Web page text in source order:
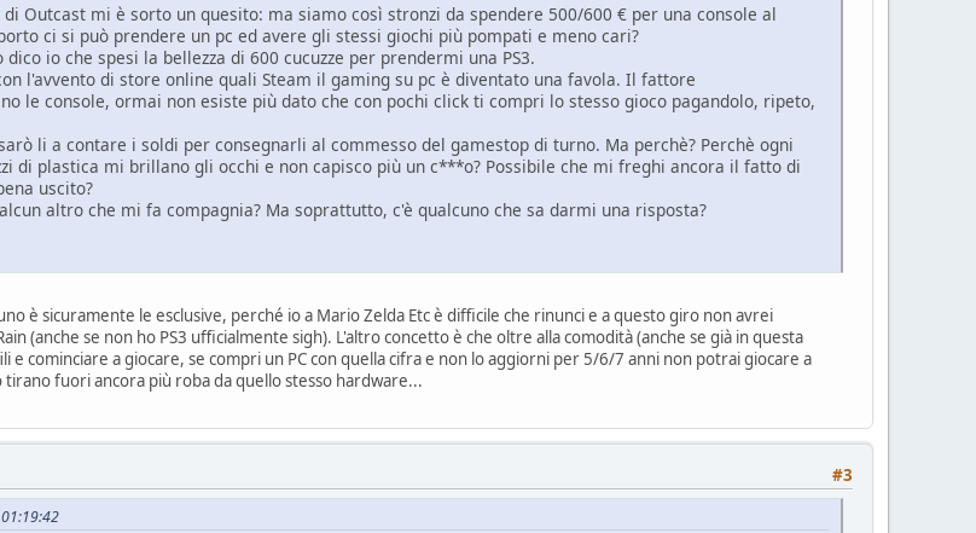
Outcast mi è sorto un quesito: ma siamo così stronzi da spendere 500/600 € per una console al
ci si può prendere un pc ed avere gli stessi giochi più pompati e meno cari?
io che spesi la bellezza di 600 cucuzze per prendermi una PS3.
l'avvento di store online quali Steam il gaming su pc è diventato una favola. Il fattore
le console, ormai non esiste più dato che con pochi click ti compri lo stesso gioco pagandolo, ripeto,
li a contare i soldi per consegnarli al commesso del gamestop di turno. Ma perchè? Perchè ogni
di plastica mi brillano gli occhi e non capisco più un c***o? Possibile che mi freghi ancora il fatto di
uscito?
altro che mi fa compagnia? Ma soprattutto, c'è qualcuno che sa darmi una risposta?
è sicuramente le esclusive, perché io a Mario Zelda Etc è difficile che rinunci e a questo giro non avrei
(anche se non ho PS3 ufficialmente sigh). L'altro concetto è che oltre alla comodità (anche se già in questa
e cominciare a giocare, se compri un PC con quella cifra e non lo aggiorni per 5/6/7 anni non potrai giocare a
fuori ancora più roba da quello stesso hardware...
#3